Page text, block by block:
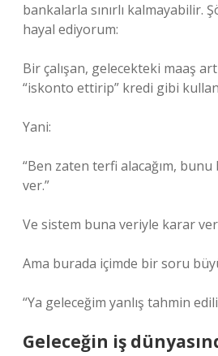
bankalarla sınırlı kalmayabilir.
hayal ediyorum:
Bir çalışan, gelecekteki maaş
“iskonto ettirip” kredi gibi
Yani:
“Ben zaten terfi alacağım,
ver.”
Ve sistem buna veriyle karar
Ama burada içimde bir soru
“Ya geleceğim yanlış tahmin
Geleceğin iş